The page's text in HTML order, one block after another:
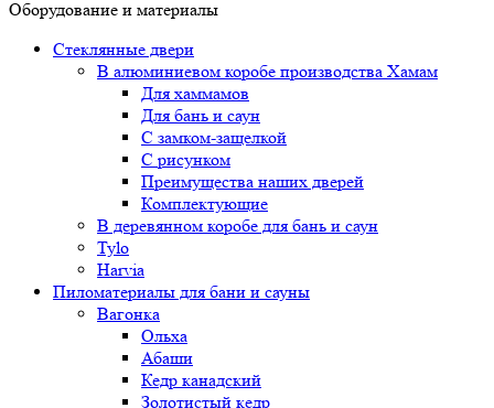
Оборудование и материалы
Стеклянные двери
В алюминиевом коробе производства Хамам
Для хаммамов
Для бань и саун
С замком-защелкой
С рисунком
Преимущества наших дверей
Комплектующие
В деревянном коробе для бань и саун
Tylo
Harvia
Пиломатериалы для бани и сауны
Вагонка
Ольха
Абаши
Кедр канадский
Золотистый кедр